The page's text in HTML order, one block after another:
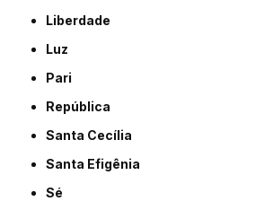
Liberdade
Luz
Pari
República
Santa Cecília
Santa Efigênia
Sé